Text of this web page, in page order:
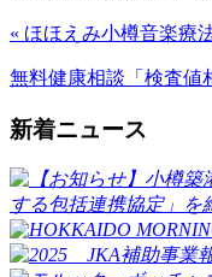
« ほほえみ小樽音楽療
無料健康相談「検査値
新着ニュース
する包括連携協定」を